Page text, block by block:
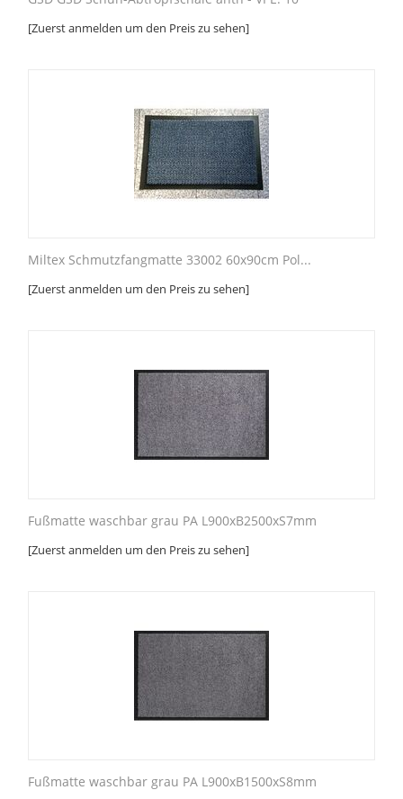
[Zuerst anmelden um den Preis zu sehen]
Miltex Schmutzfangmatte 33002 60x90cm Pol...
[Zuerst anmelden um den Preis zu sehen]
Fußmatte waschbar grau PA L900xB2500xS7mm
[Zuerst anmelden um den Preis zu sehen]
Fußmatte waschbar grau PA L900xB1500xS8mm